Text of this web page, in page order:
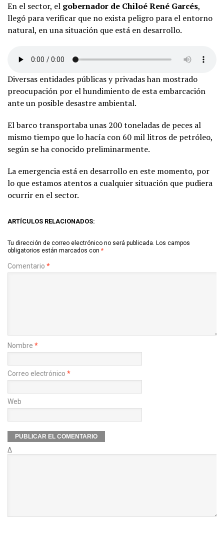
En el sector, el gobernador de Chiloé René Garcés,
llegó para verificar que no exista peligro para el entorno
natural, en una situación que está en desarrollo.
Diversas entidades públicas y privadas han mostrado
preocupación por el hundimiento de esta embarcación
ante un posible desastre ambiental.
El barco transportaba unas 200 toneladas de peces al
mismo tiempo que lo hacía con 60 mil litros de petróleo,
según se ha conocido preliminarmente.
La emergencia está en desarrollo en este momento, por
lo que estamos atentos a cualquier situación que pudiera
ocurrir en el sector.
ARTÍCULOS RELACIONADOS:
Tu dirección de correo electrónico no será publicada. Los campos
obligatorios están marcados con *
Comentario *
Nombre *
Correo electrónico *
Web
Δ